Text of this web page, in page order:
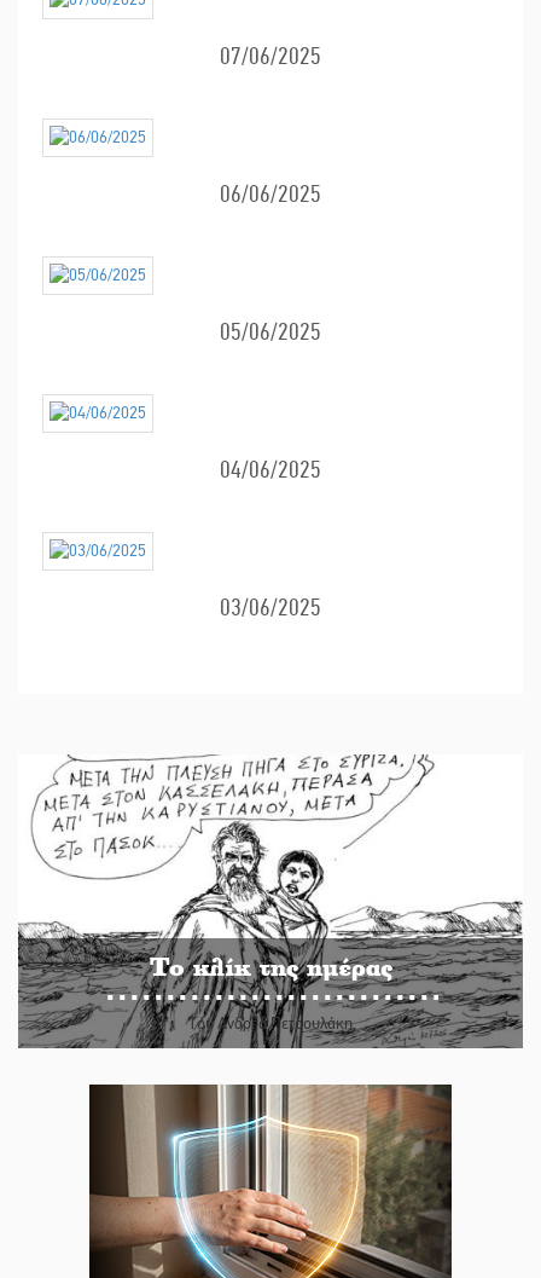
07/06/2025
06/06/2025
05/06/2025
04/06/2025
03/06/2025
Το κλίκ της ημέρας
Του Ανδρέα Πετρουλάκη